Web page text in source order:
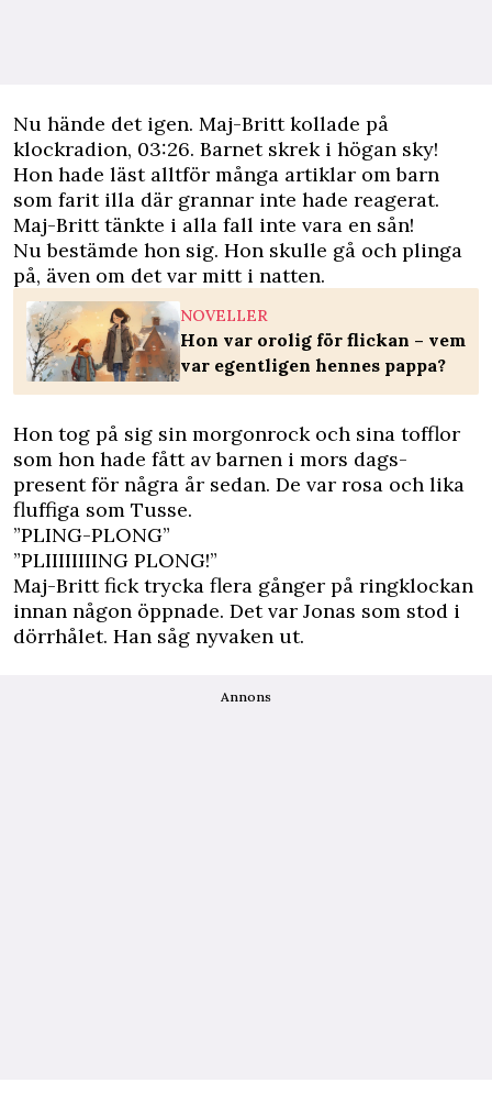
Nu hände det igen. Maj-Britt kollade på
klockradion, 03:26. Barnet skrek i högan sky!
Hon hade läst alltför många artiklar om barn
som farit illa där grannar inte hade reagerat.
Maj-Britt tänkte i alla fall inte vara en sån!
Nu bestämde hon sig. Hon skulle gå och plinga
på, även om det var mitt i natten.
NOVELLER
Hon var orolig för flickan – vem
var egentligen hennes pappa?
Hon tog på sig sin morgonrock och sina tofflor
som hon hade fått av barnen i mors dags-
present för några år sedan. De var rosa och lika
fluffiga som Tusse.
”PLING-PLONG”
”PLIIIIIIIING PLONG!”
Maj-Britt fick trycka flera gånger på ringklockan
innan någon öppnade. Det var Jonas som stod i
dörrhålet. Han såg nyvaken ut.
Annons